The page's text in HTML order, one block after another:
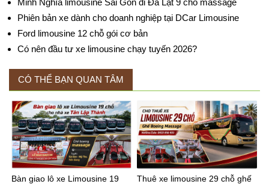
Minh Nghĩa limousine Sài Gòn đi Đà Lạt 9 chỗ massage
Phiên bản xe dành cho doanh nghiệp tại DCar Limousine
Ford limousine 12 chỗ gói cơ bản
Có nên đầu tư xe limousine chạy tuyến 2026?
CÓ THỂ BẠN QUAN TÂM
Bàn giao lô xe Limousine 19
Thuê xe limousine 29 chỗ ghế